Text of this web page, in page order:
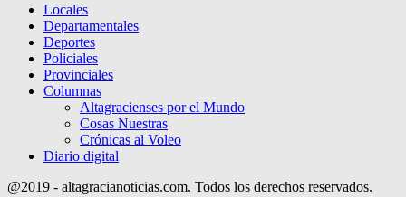
Locales
Departamentales
Deportes
Policiales
Provinciales
Columnas
Altagracienses por el Mundo
Cosas Nuestras
Crónicas al Voleo
Diario digital
@2019 - altagracianoticias.com. Todos los derechos reservados.